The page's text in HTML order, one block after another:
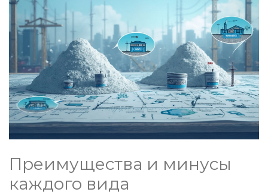
Преимущества и минусы
каждого вида